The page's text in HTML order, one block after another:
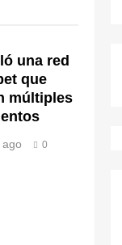
una red
que
múltiples
0